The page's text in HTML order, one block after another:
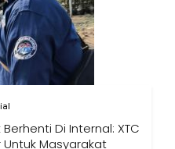
Di Internal: XTC
Masyarakat